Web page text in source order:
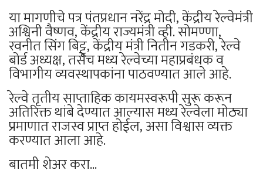
या मागणीचे पत्र पंतप्रधान नरेंद्र मोदी, केंद्रीय रेल्वेमंत्री
अश्विनी वैष्णव, केंद्रीय राज्यमंत्री व्ही. सोमण्णा,
रवनीत सिंग बिट्टू, केंद्रीय मंत्री नितीन गडकरी, रेल्वे
बोर्ड अध्यक्ष, तसेच मध्य रेल्वेच्या महाप्रबंधक व
विभागीय व्यवस्थापकांना पाठवण्यात आले आहे.
रेल्वे तृतीय साप्ताहिक कायमस्वरूपी सुरू करून
अतिरिक्त थांबे देण्यात आल्यास मध्य रेल्वेला मोठ्या
प्रमाणात राजस्व प्राप्त होईल, असा विश्वास व्यक्त
करण्यात आला आहे.
बातमी शेअर करा...